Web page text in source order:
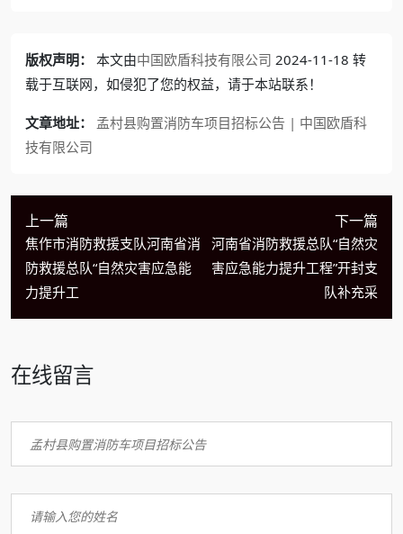
版权声明： 本文由中国欧盾科技有限公司 2024-11-18 转
载于互联网，如侵犯了您的权益，请于本站联系！
文章地址：
孟村县购置消防车项目招标公告 | 中国欧盾科
技有限公司
上一篇
焦作市消防救援支队河南省消
防救援总队“自然灾害应急能
力提升工
下一篇
河南省消防救援总队“自然灾
害应急能力提升工程”开封支
队补充采
在线留言